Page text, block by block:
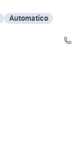
Automatico